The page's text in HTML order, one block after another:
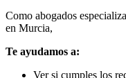
Como abogados
en Murcia,
Te ayudamos a:
Ver si cumples los